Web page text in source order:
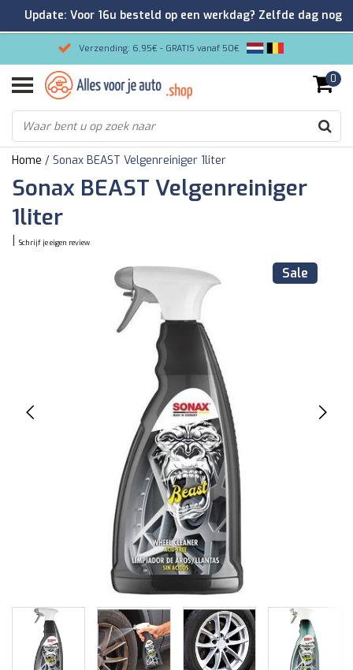
Verzending: 6,95€ - GRATIS vanaf 50€
Gemakkelijk bestellen/Veilig betalen
9.2/10 Klantenrating via Kiyoh!
0
Home / Sonax BEAST Velgenreiniger 1liter
Sonax BEAST Velgenreiniger
1liter
Schrijf je eigen review
Sale
Update: Voor 16u besteld op een werkdag? Zelfde dag nog
verzonden!